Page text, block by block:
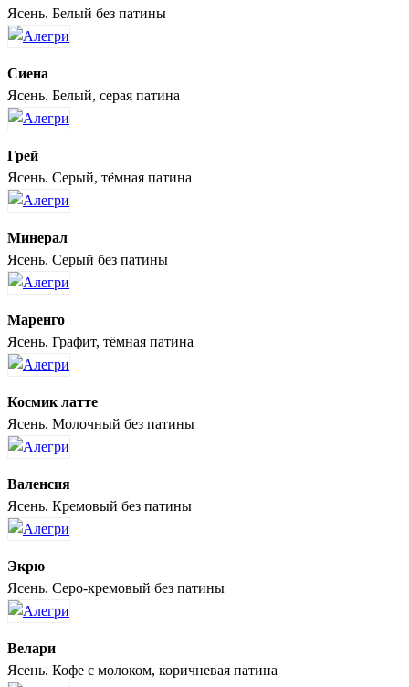
Ясень. Белый без патины
Сиена
Ясень. Белый, серая патина
Грей
Ясень. Серый, тёмная патина
Минерал
Ясень. Серый без патины
Маренго
Ясень. Графит, тёмная патина
Космик латте
Ясень. Молочный без патины
Валенсия
Ясень. Кремовый без патины
Экрю
Ясень. Серо-кремовый без патины
Велари
Ясень. Кофе с молоком, коричневая патина